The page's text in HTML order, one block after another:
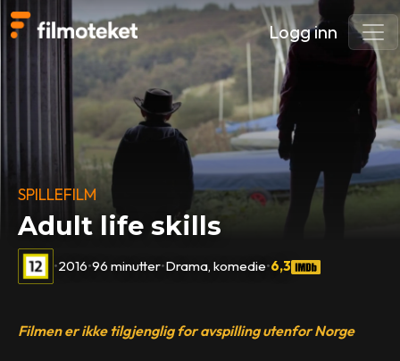
Logg inn
SPILLEFILM
Adult life skills
•2016•96 minutter•Drama, komedie•6,3
Filmen er ikke tilgjenglig for avspilling utenfor Norge